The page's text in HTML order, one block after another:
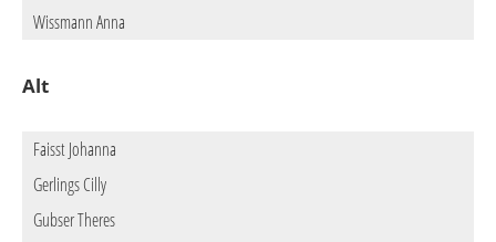
Wissmann Anna
Alt
Faisst Johanna
Gerlings Cilly
Gubser Theres